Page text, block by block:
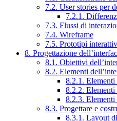
7.2. User stories per
7.2.1.
7.3. Flussi di
7.4. Wireframe
7.5. Prototipi
8. Progettazione
8.1. Obiettivi
8.2. Elementi
8.2.1.
8.2.2.
8.2.3.
8.3. Progettare e
8.3.1. Layout